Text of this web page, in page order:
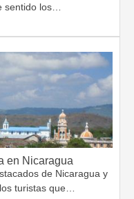
sentido los…
en Nicaragua
de Nicaragua y
turistas que…